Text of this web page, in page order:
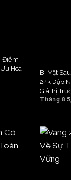
Điểm
Hóa
Bí Mật
24k Dập
Giá Trị
Tháng 8